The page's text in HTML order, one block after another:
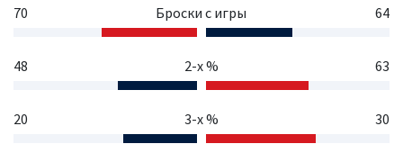
70 Броски с игры 64
48 2-х % 63
20 3-х % 30